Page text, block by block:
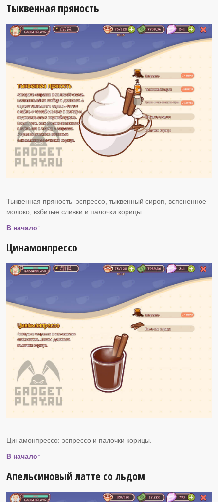
Тыквенная пряность
Тыквенная пряность: эспрессо, тыквенный сироп, вспененное
молоко, взбитые сливки и палочки корицы.
В начало↑
Цинамонпрессо
Цинамонпрессо: эспрессо и палочки корицы.
В начало↑
Апельсиновый латте со льдом